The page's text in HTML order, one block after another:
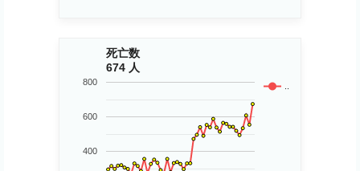
死亡数
674 人
..
400
600
800